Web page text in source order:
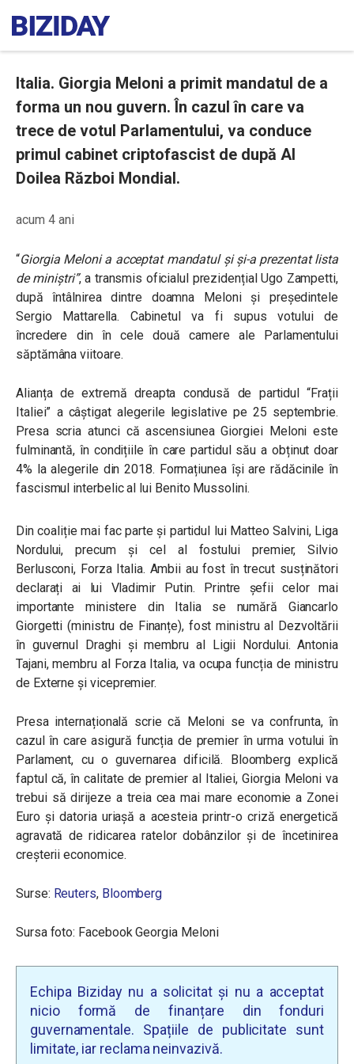
Italia. Giorgia Meloni a primit mandatul de a
forma un nou guvern. În cazul în care va
trece de votul Parlamentului, va conduce
primul cabinet criptofascist de după Al
Doilea Război Mondial.
acum 4 ani
“Giorgia Meloni a acceptat mandatul și și-a prezentat lista
de miniștri”, a transmis oficialul prezidențial Ugo Zampetti,
după întâlnirea dintre doamna Meloni și președintele
Sergio Mattarella. Cabinetul va fi supus votului de
încredere din în cele două camere ale Parlamentului
săptămâna viitoare.
Alianța de extremă dreapta condusă de partidul “Frații
Italiei” a câștigat alegerile legislative pe 25 septembrie.
Presa scria atunci că ascensiunea Giorgiei Meloni este
fulminantă, în condițiile în care partidul său a obținut doar
4% la alegerile din 2018. Formațiunea își are rădăcinile în
fascismul interbelic al lui Benito Mussolini.
Din coaliție mai fac parte și partidul lui Matteo Salvini, Liga
Nordului, precum și cel al fostului premier, Silvio
Berlusconi, Forza Italia. Ambii au fost în trecut susținători
declarați ai lui Vladimir Putin. Printre șefii celor mai
importante ministere din Italia se numără Giancarlo
Giorgetti (ministru de Finanțe), fost ministru al Dezvoltării
în guvernul Draghi și membru al Ligii Nordului. Antonia
Tajani, membru al Forza Italia, va ocupa funcția de ministru
de Externe și vicepremier.
Presa internațională scrie că Meloni se va confrunta, în
cazul în care asigură funcția de premier în urma votului în
Parlament, cu o guvernarea dificilă. Bloomberg explică
faptul că, în calitate de premier al Italiei, Giorgia Meloni va
trebui să dirijeze a treia cea mai mare economie a Zonei
Euro și datoria uriașă a acesteia printr-o criză energetică
agravată de ridicarea ratelor dobânzilor și de încetinirea
creșterii economice.
Surse: Reuters, Bloomberg
Sursa foto: Facebook Georgia Meloni
Echipa Biziday nu a solicitat și nu a acceptat
nicio formă de finanțare din fonduri
guvernamentale. Spațiile de publicitate sunt
limitate, iar reclama neinvazivă.